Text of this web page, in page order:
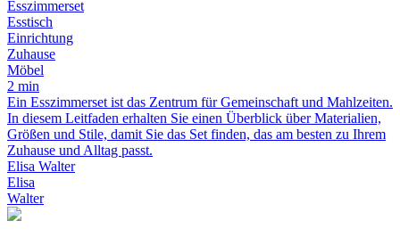
Esszimmerset
Esstisch
Einrichtung
Zuhause
Möbel
2 min
Ein Esszimmerset ist das Zentrum für Gemeinschaft und Mahlzeiten.
In diesem Leitfaden erhalten Sie einen Überblick über Materialien,
Größen und Stile, damit Sie das Set finden, das am besten zu Ihrem
Zuhause und Alltag passt.
Elisa Walter
Elisa
Walter